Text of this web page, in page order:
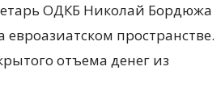
ОДКБ Николай Бордюжа
евроазиатском пространстве.
отъема денег из